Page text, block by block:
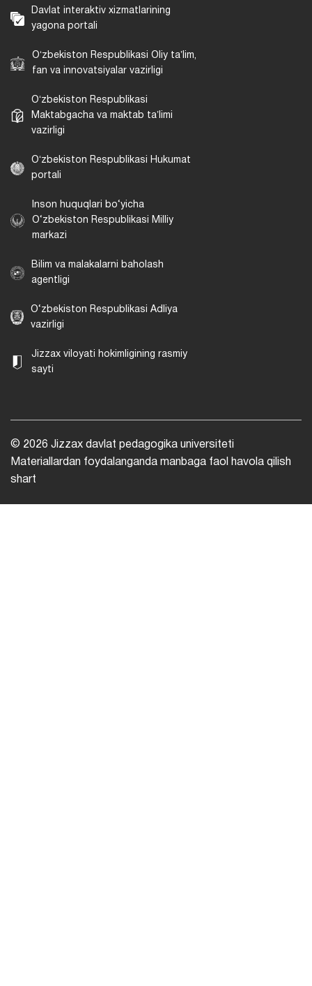
Davlat interaktiv xizmatlarining
yagona portali
Oʻzbekiston Respublikasi Oliy taʼlim,
fan va innovatsiyalar vazirligi
Oʻzbekiston Respublikasi
Maktabgacha va maktab taʼlimi
vazirligi
Oʻzbekiston Respublikasi Hukumat
portali
Inson huquqlari bo‘yicha
O‘zbekiston Respublikasi Milliy
markazi
Bilim va malakalarni baholash
agentligi
O‘zbekiston Respublikasi Adliya
vazirligi
Jizzax viloyati hokimligining rasmiy
sayti
© 2026 Jizzax davlat pedagogika universiteti
Materiallardan foydalanganda manbaga faol havola qilish
shart